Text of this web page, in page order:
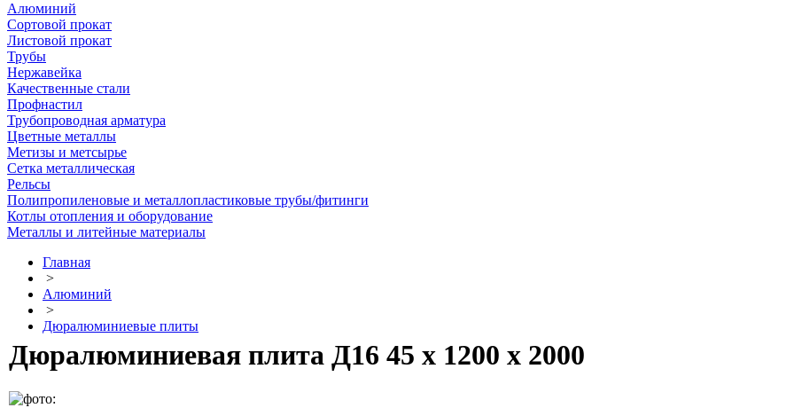
Алюминий
Сортовой прокат
Листовой прокат
Трубы
Нержавейка
Качественные стали
Профнастил
Трубопроводная арматура
Цветные металлы
Метизы и метсырье
Сетка металлическая
Рельсы
Полипропиленовые и металлопластиковые трубы/фитинги
Котлы отопления и оборудование
Металлы и литейные материалы
Главная
>
Алюминий
>
Дюралюминиевые плиты
Дюралюминиевая плита Д16 45 х 1200 х 2000